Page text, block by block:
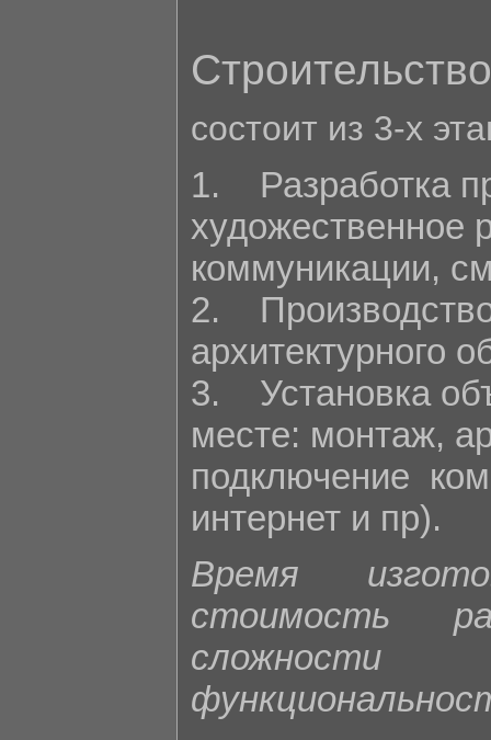
состоит из 3-х
1. Разработка
художественное
коммуникации,
2.
архитектурного
3. Установка
месте: монтаж,
подключение
интернет и пр).
Время
стоимость
сложности